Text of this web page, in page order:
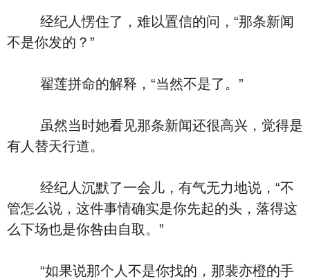
经纪人愣住了，难以置信的问，“那条新闻
不是你发的？”
翟莲拼命的解释，“当然不是了。”
虽然当时她看见那条新闻还很高兴，觉得是
有人替天行道。
经纪人沉默了一会儿，有气无力地说，“不
管怎么说，这件事情确实是你先起的头，落得这
么下场也是你咎由自取。”
“如果说那个人不是你找的，那裴亦橙的手